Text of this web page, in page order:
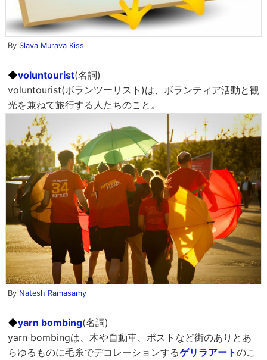
By Slava Murava Kiss
◆voluntourist(名詞)
voluntourist(ボランツーリスト)は、ボランティア活動と観
光を兼ねて旅行する人たちのこと。
By Natesh Ramasamy
◆yarn bombing(名詞)
yarn bombingは、木や自動車、ポストなど街のありとあ
らゆるものに毛糸でデコレーションするゲリラアートのこ